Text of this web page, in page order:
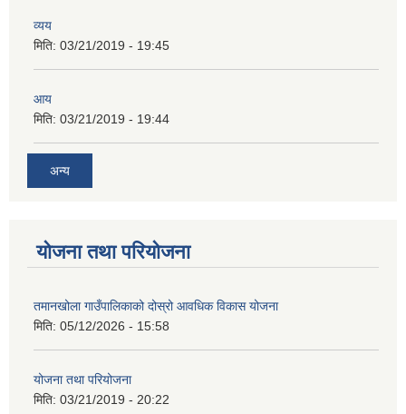
व्यय
मिति: 03/21/2019 - 19:45
आय
मिति: 03/21/2019 - 19:44
अन्य
योजना तथा परियोजना
तमानखोला गाउँपालिकाको दोस्रो आवधिक विकास योजना
मिति: 05/12/2026 - 15:58
योजना तथा परियोजना
मिति: 03/21/2019 - 20:22